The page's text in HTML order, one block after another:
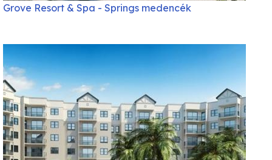
Grove Resort & Spa - Springs medencék